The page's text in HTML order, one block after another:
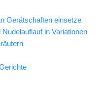
Gerätschaften einsetze
in Variationen